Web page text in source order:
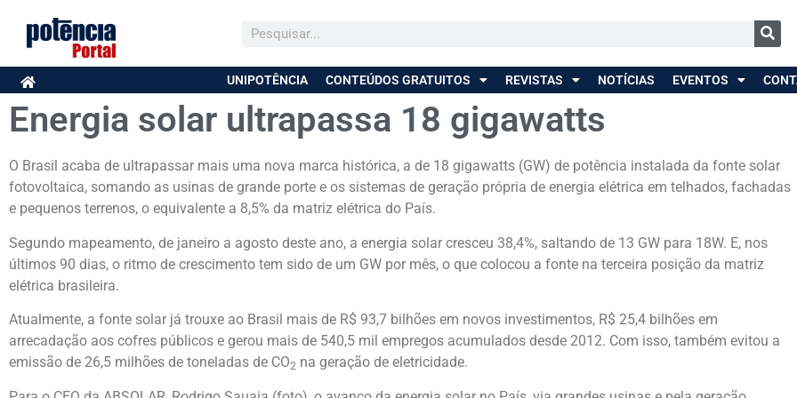
UNIPOTÊNCIA CONTEÚDOS GRATUITOS REVISTAS NOTÍCIAS EVENTOS
Energia solar ultrapassa 18 gigawatts
O Brasil acaba de ultrapassar mais uma nova marca histórica, a de 18 gigawatts (GW) de potência instalada da fonte solar
fotovoltaica, somando as usinas de grande porte e os sistemas de geração própria de energia elétrica em telhados, fachadas
e pequenos terrenos, o equivalente a 8,5% da matriz elétrica do País.
Segundo mapeamento, de janeiro a agosto deste ano, a energia solar cresceu 38,4%, saltando de 13 GW para 18W. E, nos
últimos 90 dias, o ritmo de crescimento tem sido de um GW por mês, o que colocou a fonte na terceira posição da matriz
elétrica brasileira.
Atualmente, a fonte solar já trouxe ao Brasil mais de R$ 93,7 bilhões em novos investimentos, R$ 25,4 bilhões em
arrecadação aos cofres públicos e gerou mais de 540,5 mil empregos acumulados desde 2012. Com isso, também evitou a
emissão de 26,5 milhões de toneladas de CO2 na geração de eletricidade.